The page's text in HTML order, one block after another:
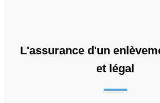
L'assurance d'un
et légal